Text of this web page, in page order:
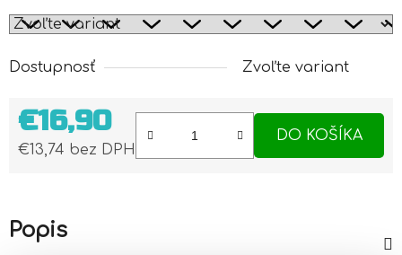
Dostupnosť Zvoľte variant
€16,90
€13,74 bez DPH
DO KOŠÍKA
Popis